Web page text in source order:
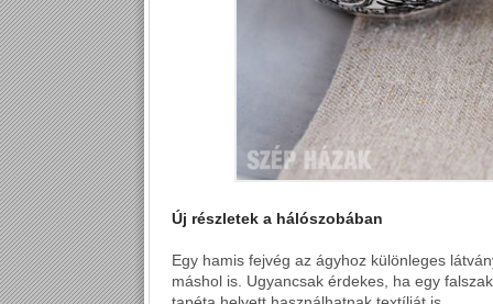
Új részletek a hálószobában
Egy hamis fejvég az ágyhoz különleges
máshol is. Ugyancsak érdekes, ha egy